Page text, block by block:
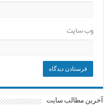
وب‌ سایت
آخرین مطالب سایت